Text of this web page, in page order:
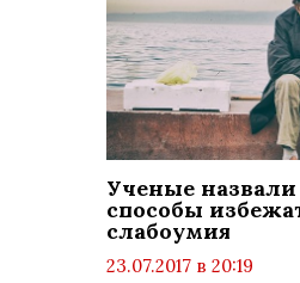
Ученые
способы
слабоумия
23.07.2017 в 20:19